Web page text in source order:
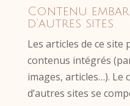
Contenu
d’autres sites
Les articles de ce site
contenus intégrés
images, articles…). Le
d’autres sites se